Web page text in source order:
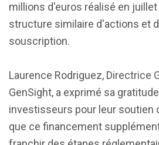
millions d'euros réalisé en
structure similaire d'actions et
souscription.
Laurence Rodriguez, Directrice
GenSight, a exprimé sa
investisseurs pour leur soutien
que ce financement